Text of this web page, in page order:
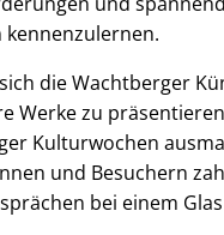
kennenzulernen.
die Wachtberger
Werke zu
Kulturwochen
und Besuchern
bei einem